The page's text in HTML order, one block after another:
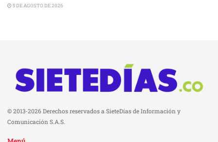
5 DE AGOSTO DE 2026
© 2013-2026 Derechos reservados a SieteDías de Información y
Comunicación S.A.S.